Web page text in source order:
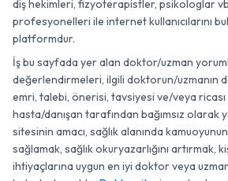
diş hekimleri, fizyoterapistler, psikologlar
profesyonelleri ile internet kullanıcılarını
platformdur.
İş bu sayfada yer alan doktor/uzman
değerlendirmeleri, ilgili doktorun/uzmanın
emri, talebi, önerisi, tavsiyesi ve/veya ricası
hasta/danışan tarafından bağımsız olarak
sitesinin amacı, sağlık alanında
sağlamak, sağlık okuryazarlığını artırmak,
ihtiyaçlarına uygun en iyi doktor veya